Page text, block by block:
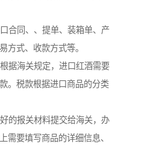
合同、、提单、装箱单、产
方式、收款方式等。
据海关规定，进口红酒需要
。税款根据进口商品的分类
的报关材料提交给海关，办
需要填写商品的详细信息、